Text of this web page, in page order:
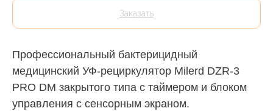
Заказать
Профессиональный бактерицидный
медицинский УФ-рециркулятор Milerd DZR-3
PRO DM закрытого типа с таймером и блоком
управления с сенсорным экраном.